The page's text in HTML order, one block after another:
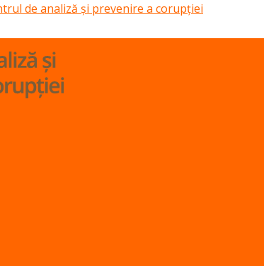
de analiză și prevenire a corupției